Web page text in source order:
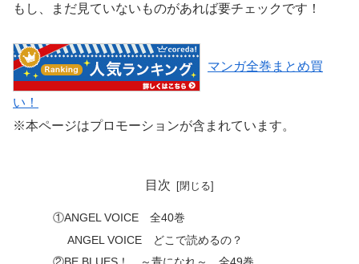
もし、まだ見ていないものがあれば要チェックです！
マンガ全巻まとめ買
い！
※本ページはプロモーションが含まれています。
目次
①ANGEL VOICE 全40巻
ANGEL VOICE どこで読めるの？